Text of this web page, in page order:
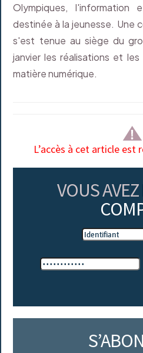
Olympiques,
destinée à la jeunesse. Une
s'est tenue au siège du
janvier les réalisations et
matière numérique.
L’accès à cet article est
VOUS AVEZ